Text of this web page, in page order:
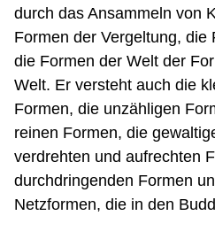
durch das Ansammeln von
Formen der Vergeltung, die
die Formen der Welt der
Welt. Er versteht auch die
Formen, die unzähligen
reinen Formen, die
verdrehten und aufrechten
durchdringenden Formen
Netzformen, die in den